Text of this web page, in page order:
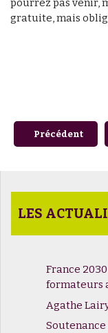
pourrez pas venir,
gratuite, mais
Article
Précédent
LES
France
formateurs
Agathe
Soutenance